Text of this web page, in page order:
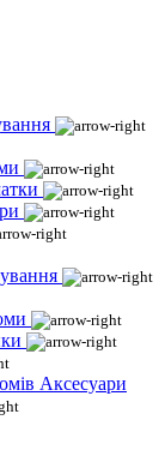
Аксесуари